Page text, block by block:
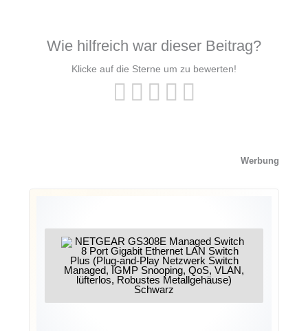
Wie hilfreich war dieser Beitrag?
Klicke auf die Sterne um zu bewerten!
Werbung